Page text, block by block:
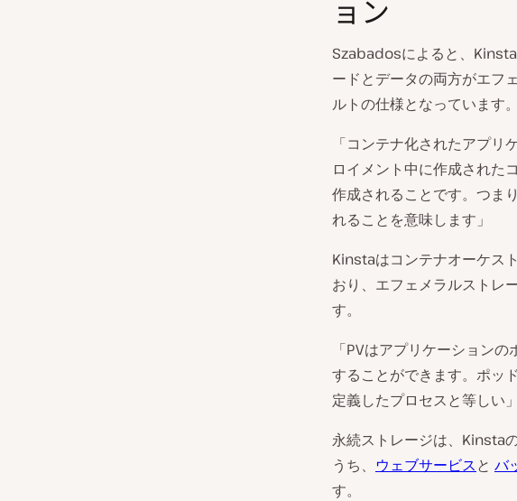
ョン
Szabadosによると、
ードとデータの両方がエフ
ルトの仕様となっています。
「コンテナ化されたアプ
ロイメント中に作成された
作成されることです。つま
れることを意味します」
Kinstaはコンテナオーケス
おり、エフェメラルストレ
す。
「PVはアプリケーション
することができます。ポッ
定義したプロセスと等しい
永続ストレージは、Kinsta
うち、 ウェブサービスと バ
す。